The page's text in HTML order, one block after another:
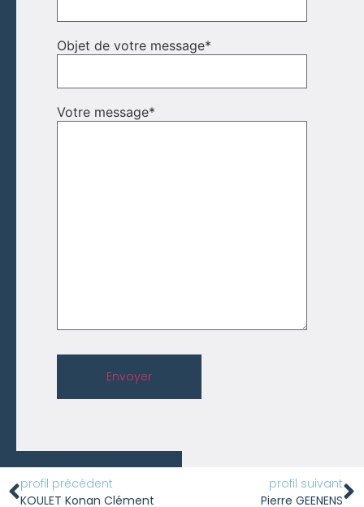
Objet de votre message*
Votre message*
Envoyer
profil précédent
KOULET Konan Clément
profil suivant
Pierre GEENENS